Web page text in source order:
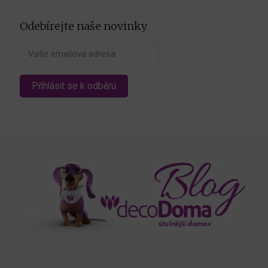
Odebírejte naše novinky